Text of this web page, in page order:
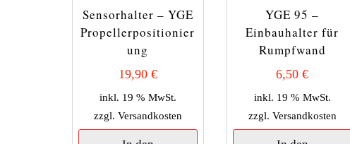
Sensorhalter – YGE
Propellerpositionier
ung
19,90 €
inkl. 19 % MwSt.
zzgl. Versandkosten
YGE 95 –
Einbauhalter für
Rumpfwand
6,50€
inkl. 19 % MwSt.
zzgl. Versandkosten